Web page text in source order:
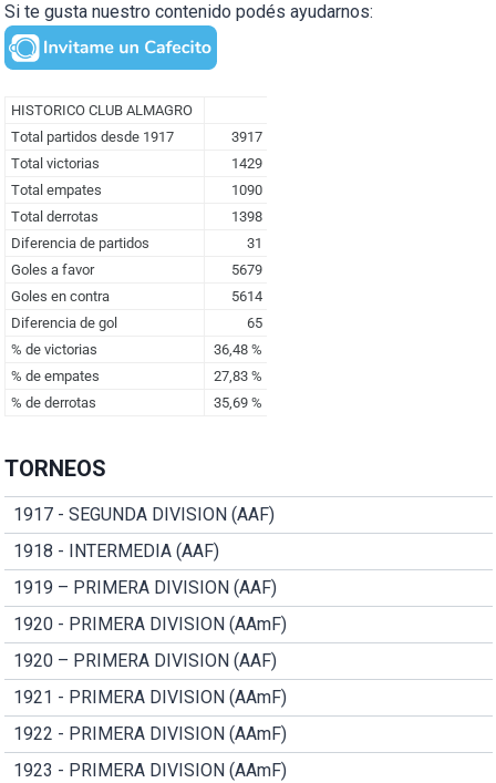
Si te gusta nuestro contenido podés ayudarnos:
TORNEOS
1917 - SEGUNDA DIVISION (AAF)
1918 - INTERMEDIA (AAF)
1919 – PRIMERA DIVISION (AAF)
1920 - PRIMERA DIVISION (AAmF)
1920 – PRIMERA DIVISION (AAF)
1921 - PRIMERA DIVISION (AAmF)
1922 - PRIMERA DIVISION (AAmF)
1923 - PRIMERA DIVISION (AAmF)